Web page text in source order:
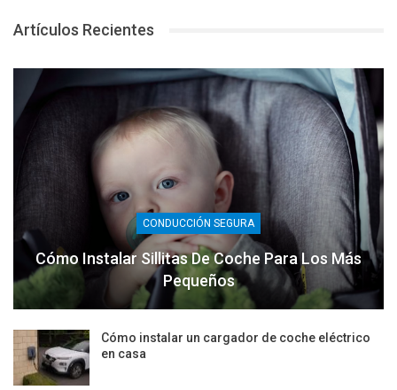
Artículos Recientes
CONDUCCIÓN SEGURA
Cómo Instalar Sillitas De Coche Para Los Más
Pequeños
Cómo instalar un cargador de coche eléctrico
en casa